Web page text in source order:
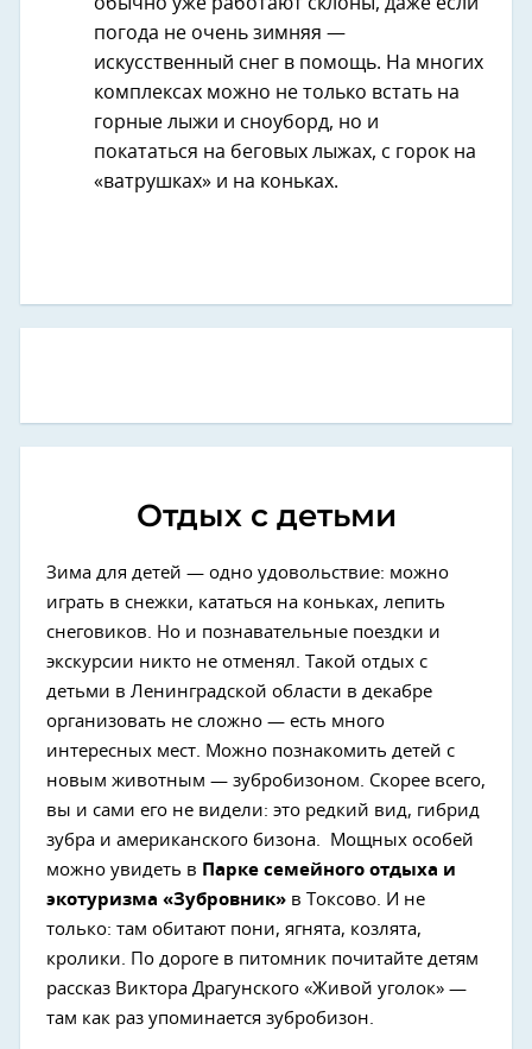
погода не очень зимняя —
искусственный снег в помощь. На многих
комплексах можно не только встать на
горные лыжи и сноуборд, но и
покататься на беговых лыжах, с горок на
«ватрушках» и на коньках.
Отдых с детьми
Зима для детей — одно удовольствие: можно
играть в снежки, кататься на коньках, лепить
снеговиков. Но и познавательные поездки и
экскурсии никто не отменял. Такой отдых с
детьми в Ленинградской области в декабре
организовать не сложно — есть много
интересных мест. Можно познакомить детей с
новым животным — зубробизоном. Скорее всего,
вы и сами его не видели: это редкий вид, гибрид
зубра и американского бизона. Мощных особей
можно увидеть в Парке семейного отдыха и
экотуризма «Зубровник» в Токсово. И не
только: там обитают пони, ягнята, козлята,
кролики. По дороге в питомник почитайте детям
рассказ Виктора Драгунского «Живой уголок» —
там как раз упоминается зубробизон.